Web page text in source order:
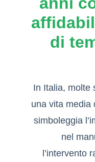
di
In Italia, molte
una vita media
simboleggia
nel
l’intervento